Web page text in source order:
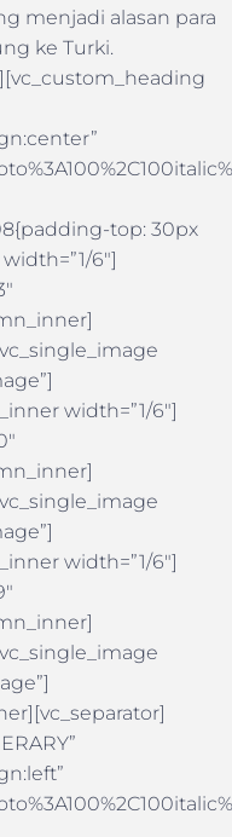
menjadi alasan para
ke Turki.
top: 30px
6″]
width=”1/6″]
width=”1/6″]